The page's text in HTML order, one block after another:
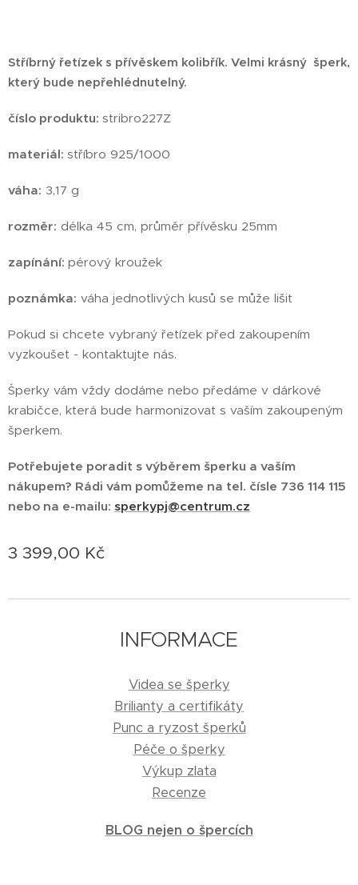
Stříbrný řetízek s přívěskem kolibřík. Velmi krásný šperk,
který bude nepřehlédnutelný.
číslo produktu: stribro227Z
materiál: stříbro 925/1000
váha: 3,17 g
rozměr: délka 45 cm, průměr přívěsku 25mm
zapínání: pérový kroužek
poznámka: váha jednotlivých kusů se může lišit
Pokud si chcete vybraný řetízek před zakoupením
vyzkoušet - kontaktujte nás.
Šperky vám vždy dodáme nebo předáme v dárkové
krabičce, která bude harmonizovat s vaším zakoupeným
šperkem.
Potřebujete poradit s výběrem šperku a vaším
nákupem? Rádi vám pomůžeme na tel. čísle 736 114 115
nebo na e-mailu: sperkypj@centrum.cz
3 399,00 Kč
INFORMACE
Videa se šperky
Brilianty a certifikáty
Punc a ryzost šperků
Péče o šperky
Výkup zlata
Recenze
BLOG nejen o špercích